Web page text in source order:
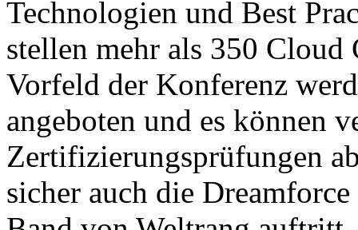
Technologien und Best
stellen mehr als 350
Vorfeld der Konferenz
angeboten und es können
Zertifizierungsprüfungen
sicher auch die